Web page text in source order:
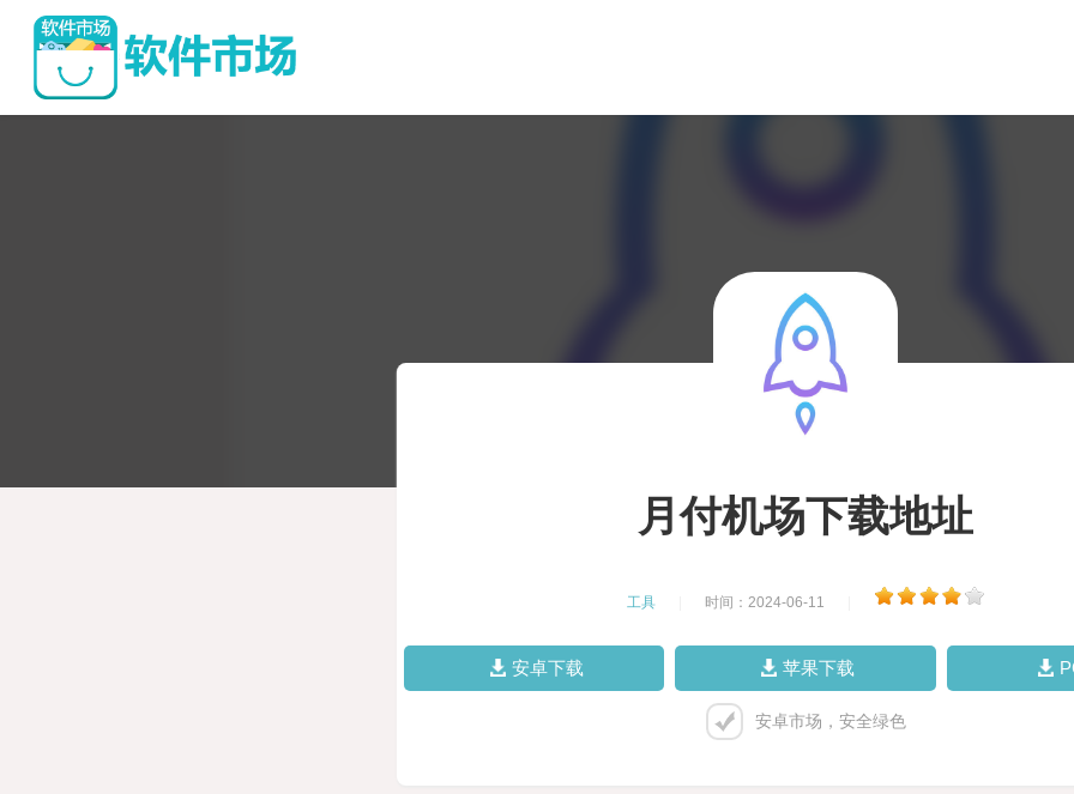
月付机场下载地址
工具 时间：2024-06-11
安卓下载 苹果下载
安卓市场，安全绿色